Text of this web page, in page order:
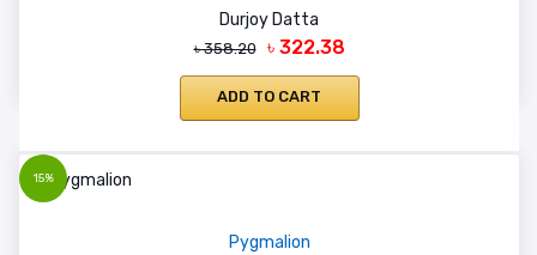
Durjoy Datta
৳ 358.20 ৳ 322.38
ADD TO CART
15%
Pygmalion